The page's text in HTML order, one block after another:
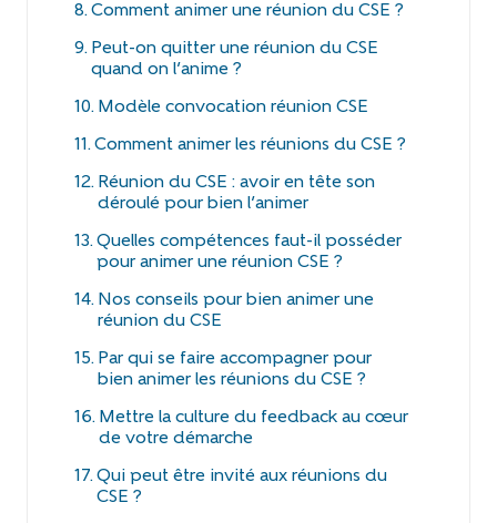
Comment animer une réunion du CSE ?
Peut-on quitter une réunion du CSE
quand on l’anime ?
Modèle convocation réunion CSE
Comment animer les réunions du CSE ?
Réunion du CSE : avoir en tête son
déroulé pour bien l’animer
Quelles compétences faut-il posséder
pour animer une réunion CSE ?
Nos conseils pour bien animer une
réunion du CSE
Par qui se faire accompagner pour
bien animer les réunions du CSE ?
Mettre la culture du feedback au coeur
de votre démarche
Qui peut être invité aux réunions du
CSE ?